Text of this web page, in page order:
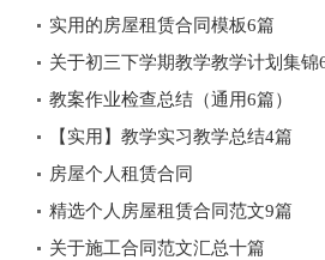
实用的房屋租赁合同模板6篇
关于初三下学期教学教学计划集锦
教案作业检查总结（通用6篇）
【实用】教学实习教学总结4篇
房屋个人租赁合同
精选个人房屋租赁合同范文9篇
关于施工合同范文汇总十篇